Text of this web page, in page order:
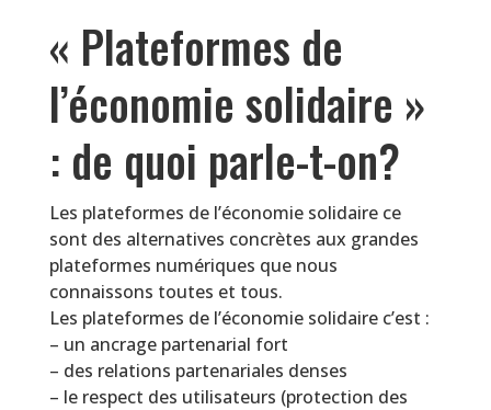
« Plateformes de
l’économie solidaire »
: de quoi parle-t-on?
Les plateformes de l’économie solidaire ce
sont des alternatives concrètes aux grandes
plateformes numériques que nous
connaissons toutes et tous.
Les plateformes de l’économie solidaire c’est :
– un ancrage partenarial fort
– des relations partenariales denses
– le respect des utilisateurs (protection des